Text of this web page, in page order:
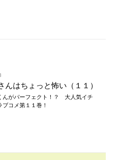
んはちょっと怖い（１１）
んがパーフェクト！？ 大人気イチ
ブコメ第１１巻！